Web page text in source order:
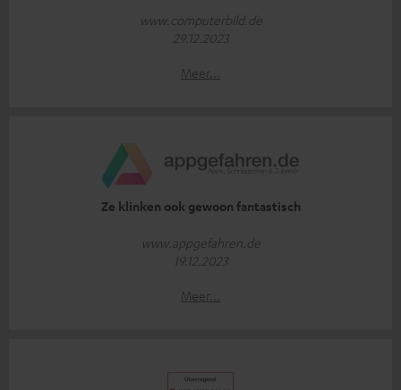
www.computerbild.de
29.12.2023
Meer...
Ze klinken ook gewoon fantastisch
www.appgefahren.de
19.12.2023
Meer...